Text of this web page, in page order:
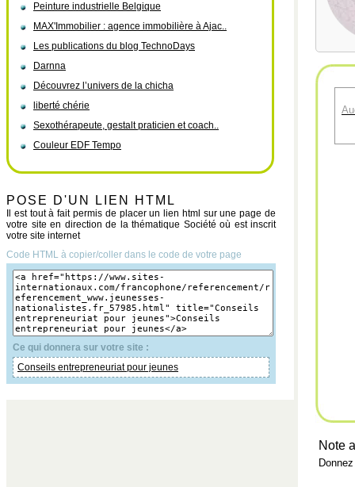
Peinture industrielle Belgique
MAX'Immobilier : agence immobilière à Ajac..
Les publications du blog TechnoDays
Darnna
Découvrez l’univers de la chicha
liberté chérie
Sexothérapeute, gestalt praticien et coach..
Couleur EDF Tempo
POSE D'UN LIEN HTML
Il est tout à fait permis de placer un lien html sur une page de
votre site en direction de la thématique Société où est inscrit
votre site internet
Code HTML à copier/coller dans le code de votre page
Ce qui donnera sur votre site :
Conseils entrepreneuriat pour jeunes
Note